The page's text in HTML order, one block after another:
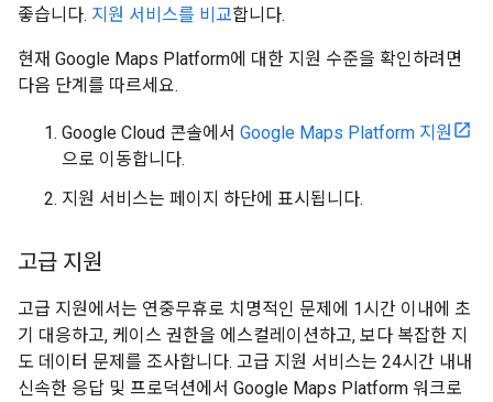
좋습니다. 지원 서비스를 비교합니다.
현재 Google Maps Platform에 대한 지원 수준을 확인하려면
다음 단계를 따르세요.
Google Cloud 콘솔에서 Google Maps Platform 지원
으로 이동합니다.
지원 서비스는 페이지 하단에 표시됩니다.
고급 지원
고급 지원에서는 연중무휴로 치명적인 문제에 1시간 이내에 초
기 대응하고, 케이스 권한을 에스컬레이션하고, 보다 복잡한 지
도 데이터 문제를 조사합니다. 고급 지원 서비스는 24시간 내내
신속한 응답 및 프로덕션에서 Google Maps Platform 워크로